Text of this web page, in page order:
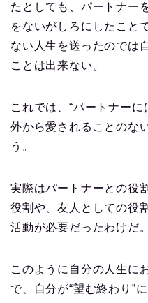
たとしても、パートナー
をないがしろにしたこと
ない人生を送ったのでは
ことは出来ない。
これでは、“パートナー
外から愛されることのな
う。
実際はパートナーとの役
役割や、友人としての役
活動が必要だったわけだ。
このように自分の人生に
で、自分が“望む終わり”